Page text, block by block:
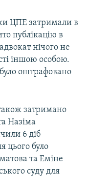
ЦПЕ затримали в
публікацію в
нічого не
іншою особою.
оштрафовано
затримано
Назіма
6 діб
цього було
та Еміне
суду для